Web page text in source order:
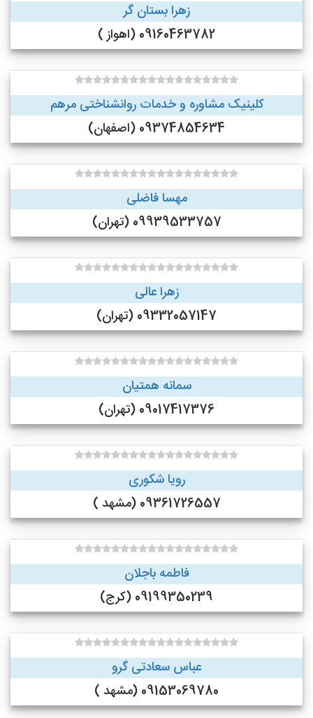
زهرا بستان گر
09160463782 (اهواز )
کلینیک مشاوره و خدمات روانشناختی مرهم
09374854634 (اصفهان)
مهسا فاضلی
09939533757 (تهران)
زهرا عالی
09332057147 (تهران)
سمانه همتیان
09017417376 (تهران)
رویا شکوری
09361726557 (مشهد )
فاطمه باجلان
09199350239 (کرج)
عباس سعادتی گرو
09153069780 (مشهد )